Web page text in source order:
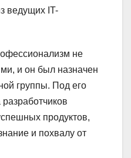
ведущих IT-
не
и он был назначен
группы. Под его
продуктов,
и похвалу от